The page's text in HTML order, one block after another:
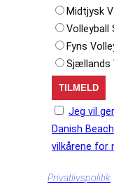
Midtjysk
Volleyball
Fyns
Sjællands
Jeg vil
Danish
vilkårene for
Privatlivspolitik